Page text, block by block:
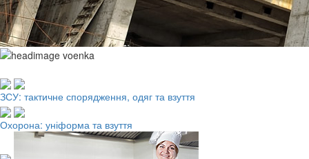
ЗСУ: тактичне спорядження, одяг та взуття
Охорона: уніформа та взуття